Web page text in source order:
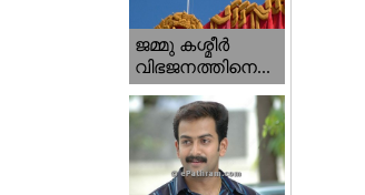
ജമ്മു കശ്മീ‍ർ
വിഭജനത്തിനെ...